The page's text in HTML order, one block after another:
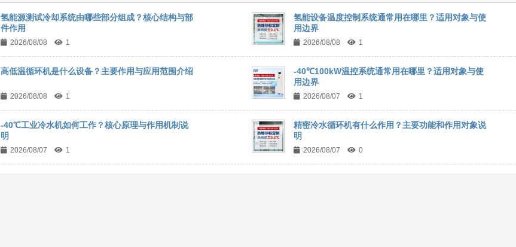
氢能源测试冷却系统由哪些部分组成？核心结构与部
件作用
2026/08/08 1
氢能设备温度控制系统通常用在哪里？适用对象与使
用边界
2026/08/08 1
高低温循环机是什么设备？主要作用与应用范围介绍
2026/08/08 1
-40℃100kW温控系统通常用在哪里？适用对象与使
用边界
2026/08/07 1
-40℃工业冷水机如何工作？核心原理与作用机制说
明
2026/08/07 1
精密冷水循环机有什么作用？主要功能和作用对象说
明
2026/08/07 0